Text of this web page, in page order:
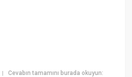
|Cevabın tamamını burada okuyun: